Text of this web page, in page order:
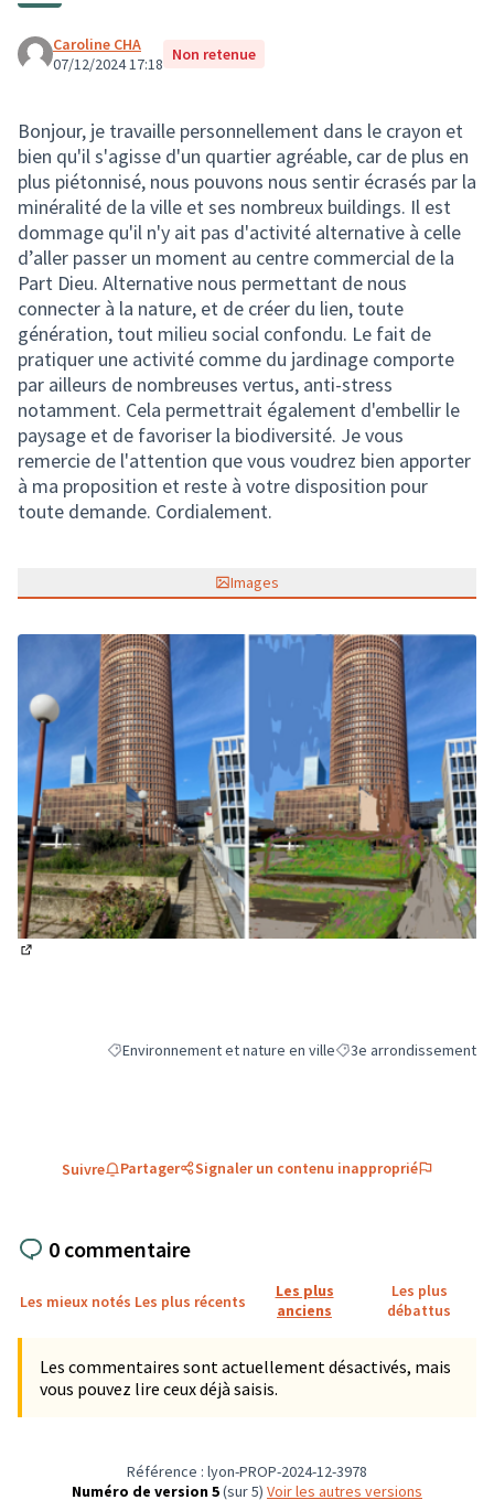
Caroline CHA
07/12/2024 17:18 Non retenue
Bonjour, je travaille personnellement dans le crayon et
bien qu'il s'agisse d'un quartier agréable, car de plus en
plus piétonnisé, nous pouvons nous sentir écrasés par la
minéralité de la ville et ses nombreux buildings. Il est
dommage qu'il n'y ait pas d'activité alternative à celle
d’aller passer un moment au centre commercial de la
Part Dieu. Alternative nous permettant de nous
connecter à la nature, et de créer du lien, toute
génération, tout milieu social confondu. Le fait de
pratiquer une activité comme du jardinage comporte
par ailleurs de nombreuses vertus, anti-stress
notamment. Cela permettrait également d'embellir le
paysage et de favoriser la biodiversité. Je vous
remercie de l'attention que vous voudrez bien apporter
à ma proposition et reste à votre disposition pour
toute demande. Cordialement.
Images
Filtrer les résultats de la catégorie : Environnement et
Environnement et nature en villeFiltrer les résultats
3e arrondissement
Suivre Partager Signaler un contenu inapproprié
0 commentaire
Les mieux notés Les plus récents
Les plus
anciens
Les plus
débattus
Les commentaires sont actuellement désactivés, mais
vous pouvez lire ceux déjà saisis.
Référence : lyon-PROP-2024-12-3978
Numéro de version 5(sur 5) voir les autres versions